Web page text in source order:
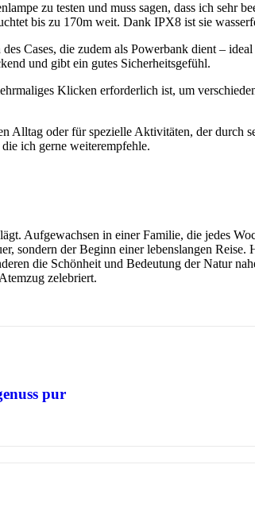
zu testen und muss sagen, dass ich sehr
bis zu 170m weit. Dank IPX8 ist sie
Cases, die zudem als Powerbank dient –
und gibt ein gutes Sicherheitsgefühl.
Klicken erforderlich ist, um
Alltag oder für spezielle Aktivitäten, der durch
ich gerne weiterempfehle.
Aufgewachsen in einer Familie, die jedes
sondern der Beginn einer lebenslangen
die Schönheit und Bedeutung der Natur
zelebriert.
pur